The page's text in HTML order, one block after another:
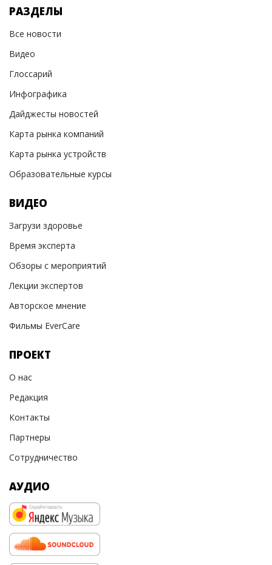
РАЗДЕЛЫ
Все новости
Видео
Глоссарий
Инфографика
Дайджесты новостей
Карта рынка компаний
Карта рынка устройств
Образовательные курсы
ВИДЕО
Загрузи здоровье
Время эксперта
Обзоры с мероприятий
Лекции экспертов
Авторское мнение
Фильмы EverCare
ПРОЕКТ
О нас
Редакция
Контакты
Партнеры
Сотрудничество
АУДИО